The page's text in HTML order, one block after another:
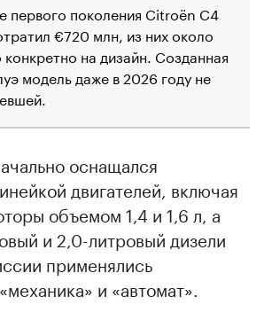
первого поколения Citroёn C4
€720 млн, из них около
на дизайн. Созданная
модель даже в 2026 году не
оснащался
двигателей, включая
объемом 1,4 и 1,6 л, а
и 2,0-литровый дизели
применялись
и «автомат».